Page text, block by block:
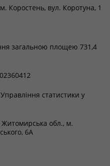
Коростень, вул. Коротуна, 1
загальною площею 731,4
02360412
статистики у
Житомирська обл., м.
6А